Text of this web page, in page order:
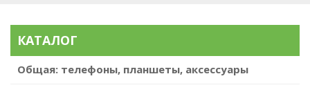
КАТАЛОГ
Общая: телефоны, планшеты, аксессуары